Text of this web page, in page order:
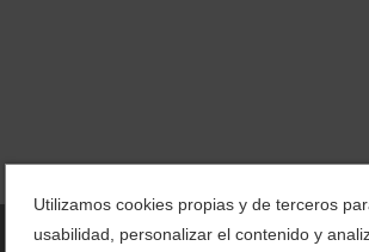
Utilizamos cookies propias y de terceros
usabilidad, personalizar el contenido y